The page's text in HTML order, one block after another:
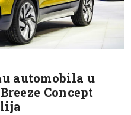
automobila u
Concept